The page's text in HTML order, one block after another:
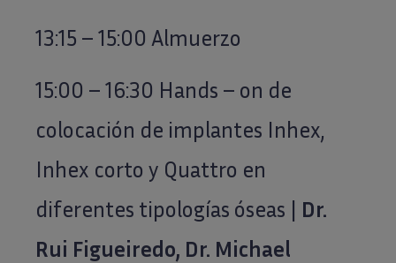
13:15 – 15:00 Almuerzo
15:00 – 16:30 Hands – on de
colocación de implantes Inhex,
Inhex corto y Quattro en
diferentes tipologías óseas | Dr.
Rui Figueiredo, Dr. Michael